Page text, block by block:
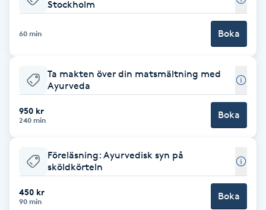
Coachning
Cryoterapi
Damklippning
Dermapen
Diamantslipning
Stockholm
60 min Boka
Ta makten över din matsmältning med
Ayurveda
950 kr
240 min Boka
Föreläsning: Ayurvedisk syn på
sköldkörteln
450 kr
90 min Boka